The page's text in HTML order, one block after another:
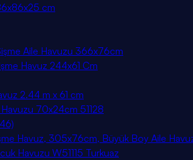
cm
Aile Havuzu 366x76cm
Havuz 244x61 Cm
2.44 m x 61 cm
70x24cm 51128
Havuz, 305x76cm, Büyük Boy Aile
Havuzu W51115 Turkuaz